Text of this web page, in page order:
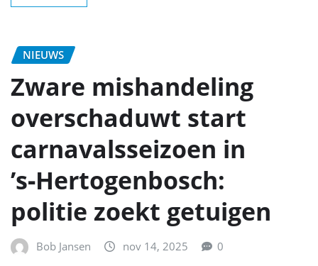
NIEUWS
Zware mishandeling
overschaduwt start
carnavalsseizoen in
’s‑Hertogenbosch:
politie zoekt getuigen
Bob Jansen nov 14, 2025 0